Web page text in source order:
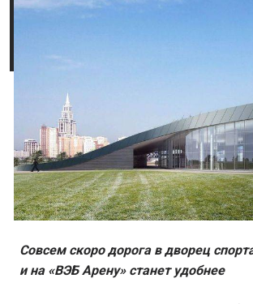
Совсем скоро дорога в дворец
и на «ВЭБ Арену» станет удобнее